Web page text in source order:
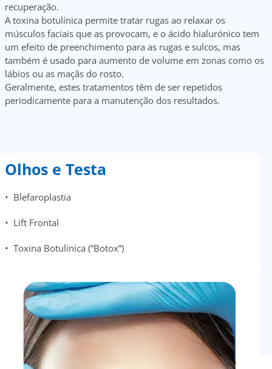
recuperação.
A toxina botulínica permite tratar rugas ao relaxar os
músculos faciais que as provocam, e o ácido hialurónico tem
um efeito de preenchimento para as rugas e sulcos, mas
também é usado para aumento de volume em zonas como os
lábios ou as maçãs do rosto.
Geralmente, estes tratamentos têm de ser repetidos
periodicamente para a manutenção dos resultados.
Olhos e Testa
• Blefaroplastia
• Lift Frontal
• Toxina Botulínica (“Botox”)